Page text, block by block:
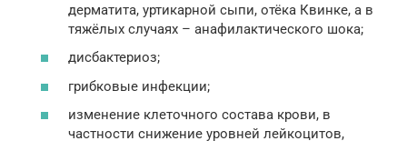
дерматита, уртикарной сыпи, отёка Квинке, а в
тяжёлых случаях – анафилактического шока;
дисбактериоз;
грибковые инфекции;
изменение клеточного состава крови, в
частности снижение уровней лейкоцитов,